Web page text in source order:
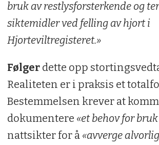
bruk av restlysforsterkende og
siktemidler ved felling av hjort i
Hjorteviltregisteret.»
Følgerdette opp
Realiteten er i praksis et
Bestemmelsen krever at
dokumentere «et behov for
nattsikter for å «avverge